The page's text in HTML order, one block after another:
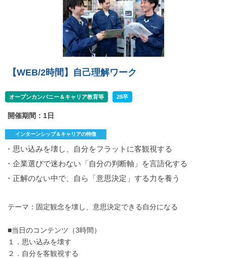
【WEB/2時間】自己理解ワーク
オープンカンパニー＆キャリア教育等 28卒
開催期間：1日
インターンシップ＆キャリアの特徴
・思い込みを壊し、自分をフラットに客観視する
・企業選びで迷わない「自分の判断軸」を言語化する
・正解のない中で、自ら「意思決定」する力を養う
テーマ：固定観念を壊し、意思決定できる自分になる
■当日のコンテンツ（3時間）
１．思い込みを壊す
２．自分を客観視する